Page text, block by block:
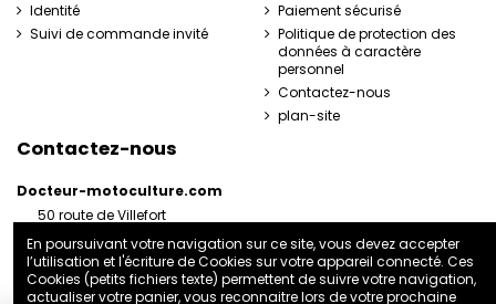
Identité
Suivi de commande invité
Paiement sécurisé
Politique de protection des
données à caractère
personnel
Contactez-nous
plan-site
Contactez-nous
Docteur-motoculture.com
50 route de Villefort
France
06 35 41 62 07
En poursuivant votre navigation sur ce site, vous devez accepter
l’utilisation et l'écriture de Cookies sur votre appareil connecté. Ces
Cookies (petits fichiers texte) permettent de suivre votre navigation,
actualiser votre panier, vous reconnaitre lors de votre prochaine